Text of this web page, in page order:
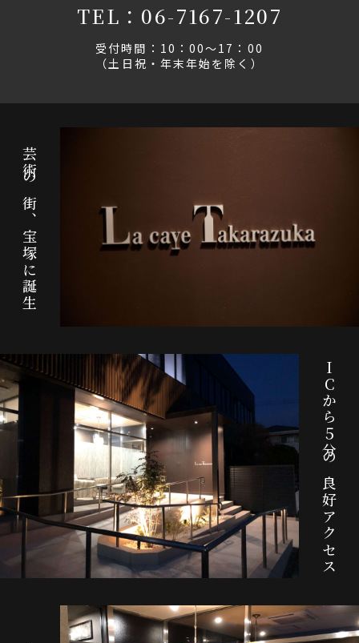
TEL：06-7167-1207
受付時間：10：00～17：00
（土日祝・年末年始を除く）
芸術の街、宝塚に誕生
IC
から５分の良好アクセス